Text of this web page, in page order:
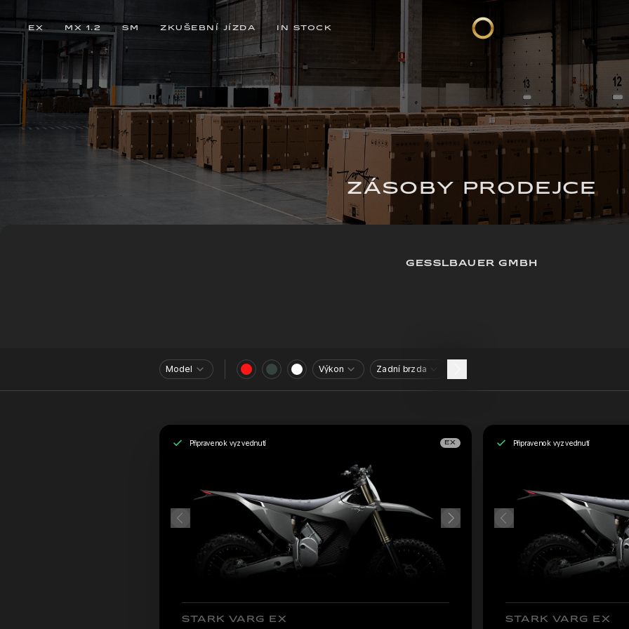
EX MX 1.2 SM ZKUŠEBNÍ JÍZDA IN STOCK
ZÁSOBY PRODEJCE
GESSLBAUER GMBH
Model Výkon Zadní brzda
Připraveno k vyzvednutí EX
STARK VARG EX
Připraveno k vyzvednutí
STARK VARG EX